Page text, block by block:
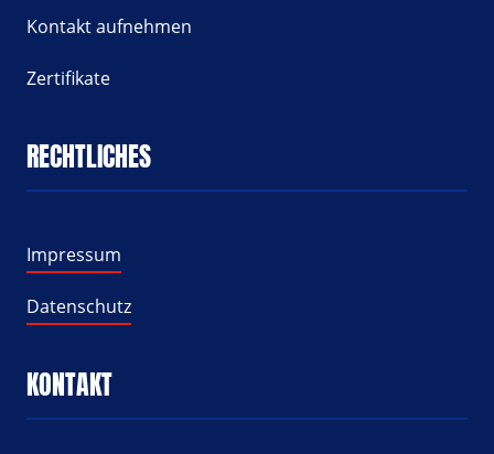
Kontakt aufnehmen
Zertifikate
RECHTLICHES
Impressum
Datenschutz
KONTAKT